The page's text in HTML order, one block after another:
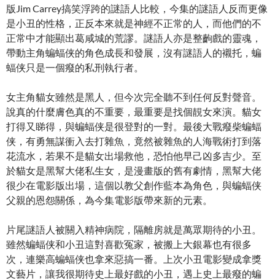
版Jim Carrey搞笑浮跨的謎語人比較，今集的謎語人反而更像
是小丑的性格，正反本來就是神經不正常的人，而他們的不
正常中才能顯出葛咸城的荒謬。謎語人亦是整齣戲的靈魂，
帶動主角蝙蝠侠的角色成長和發展，沒有謎語人的襯托，蝙
蝠侠只是一個癈的私刑執行者。
女主角貓女雖然是黑人，但今次完全聽不到任何反對聲音。
說真的什麼膚色真的不重要，最重要是找個靚女來演。貓女
打得又睇得，與蝙蝠侠是很登對的一對。最後大戰癈柴蝙蝠
侠，有勇無謀衝入去打雜魚，竟然被雜魚的人海戰術打到落
花流水，若果不是貓女出場救他，恐怕他早己凶多吉少。至
於貓女是黑幫大佬私生女，是漫畫版的舊有劇情，黑幫大佬
很少在電影版出場，這個以教父創作藍本為角色，與蝙蝠侠
父親的恩怨關係，為今集電影版帶來新的元素。
片尾謎語人被關入精神病院，隔離房就是萬眾期待的小丑。
雖然蝙蝠侠和小丑這對喜歡冤家，被搬上大銀幕也有很多
次，連樂高蝙蝠侠也拿來惡搞一番。上次小丑電影變成拿獎
文藝片，讓我很期待史上最好戲的小丑，遇上史上最癈的蝙